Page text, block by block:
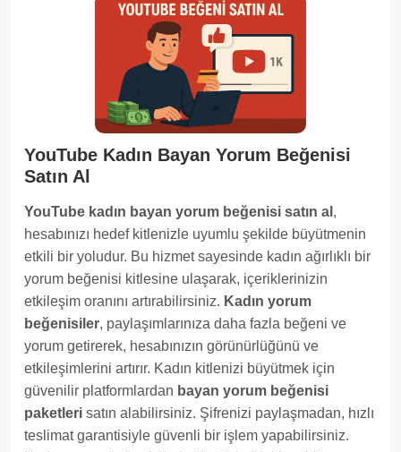
YouTube Kadın Bayan Yorum Beğenisi
Satın Al
YouTube kadın bayan yorum beğenisi satın al ,
hesabınızı hedef kitlenizle uyumlu şekilde büyütmenin
etkili bir yoludur. Bu hizmet sayesinde kadın ağırlıklı bir
yorum beğenisi kitlesine ulaşarak, içeriklerinizin
etkileşim oranını artırabilirsiniz. Kadın yorum
beğenisiler, paylaşımlarınıza daha fazla beğeni ve
yorum getirerek, hesabınızın görünürlüğünü ve
etkileşimlerini artırır. Kadın kitlenizi büyütmek için
güvenilir platformlardan bayan yorum beğenisi
paketleri satın alabilirsiniz. Şifrenizi paylaşmadan, hızlı
teslimat garantisiyle güvenli bir işlem yapabilirsiniz.